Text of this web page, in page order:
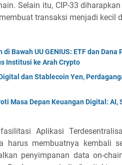
Selain itu, CIP-33
transaksi menjadi kecil
Bawah UU GENIUS: ETF dan Dana
Institusi ke Arah Crypto
dan Stablecoin Yen,
Masa Depan Keuangan Digital: AI,
Aplikasi
harus membuatnya kembali
penyimpanan data on-